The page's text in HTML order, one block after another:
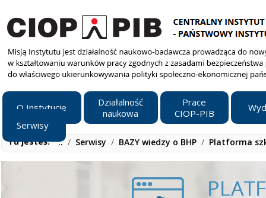
O Instytucie
Działalność
naukowa
Prace
CIOP-PIB
Serwisy
Tu jesteś: ../ Serwisy / BAZY wiedzy o BHP / Platforma